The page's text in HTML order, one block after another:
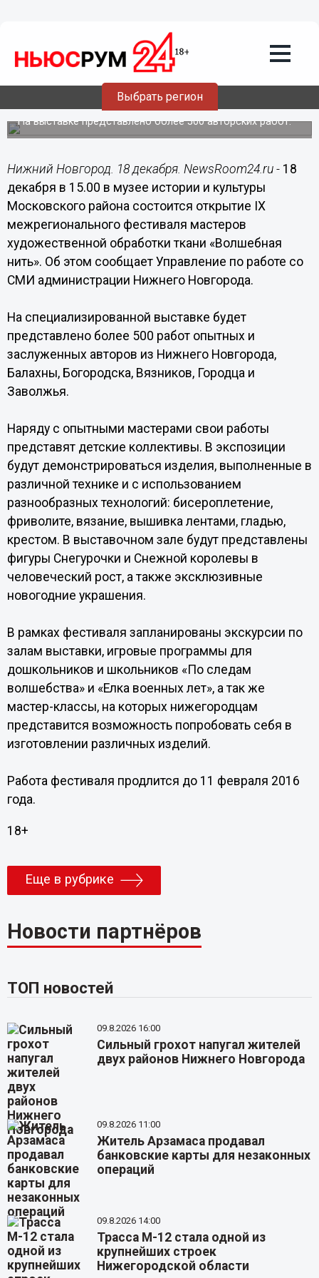
Выбрать регион
Межрегиональный фестиваль
мастеров художественной обработки
ткани «Волшебная нить» откроется в
Московском районе 18 декабря
На выставке представлено более 500 авторских работ.
Нижний Новгород. 18 декабря. NewsRoom24.ru - 18
декабря в 15.00 в музее истории и культуры
Московского района состоится открытие IX
межрегионального фестиваля мастеров
художественной обработки ткани «Волшебная
нить». Об этом сообщает Управление по работе со
СМИ администрации Нижнего Новгорода.
На специализированной выставке будет
представлено более 500 работ опытных и
заслуженных авторов из Нижнего Новгорода,
Балахны, Богородска, Вязников, Городца и
Заволжья.
Наряду с опытными мастерами свои работы
представят детские коллективы. В экспозиции
будут демонстрироваться изделия, выполненные в
различной технике и с использованием
разнообразных технологий: бисероплетение,
фриволите, вязание, вышивка лентами, гладью,
крестом. В выставочном зале будут представлены
фигуры Снегурочки и Снежной королевы в
человеческий рост, а также эксклюзивные
новогодние украшения.
В рамках фестиваля запланированы экскурсии по
залам выставки, игровые программы для
дошкольников и школьников «По следам
волшебства» и «Елка военных лет», а так же
мастер-классы, на которых нижегородцам
представится возможность попробовать себя в
изготовлении различных изделий.
Работа фестиваля продлится до 11 февраля 2016
года.
18+
Еще в рубрике
Новости партнёров
ТОП новостей
09.8.2026 16:00
Сильный грохот напугал жителей
двух районов Нижнего Новгорода
09.8.2026 11:00
Житель Арзамаса продавал
банковские карты для незаконных
операций
09.8.2026 14:00
Трасса М-12 стала одной из
крупнейших строек
Нижегородской области